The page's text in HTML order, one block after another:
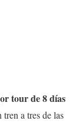
tour de 8 días
a tres de las